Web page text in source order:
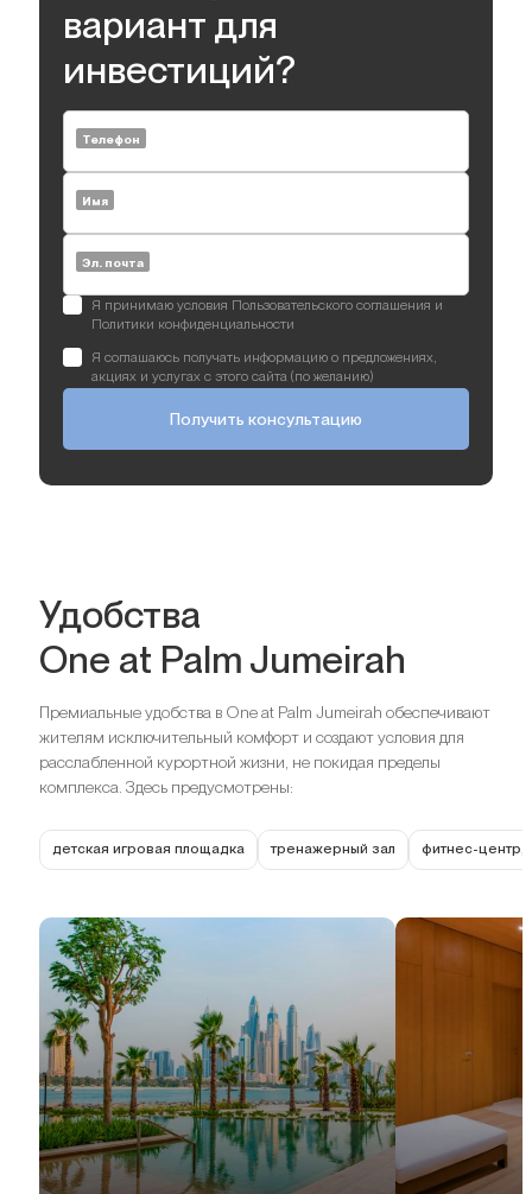
вариант для
инвестиций?
Телефон
Имя
Эл. почта
Я принимаю условия Пользовательского соглашения и
Политики конфиденциальности
Я соглашаюсь получать информацию о предложениях,
акциях и услугах с этого сайта (по желанию)
Получить консультацию
Удобства
One at Palm Jumeirah
Премиальные удобства в One at Palm Jumeirah обеспечивают
жителям исключительный комфорт и создают условия для
расслабленной курортной жизни, не покидая пределы
комплекса. Здесь предусмотрены:
детская игровая площадка тренажерный зал фитнес-центр,